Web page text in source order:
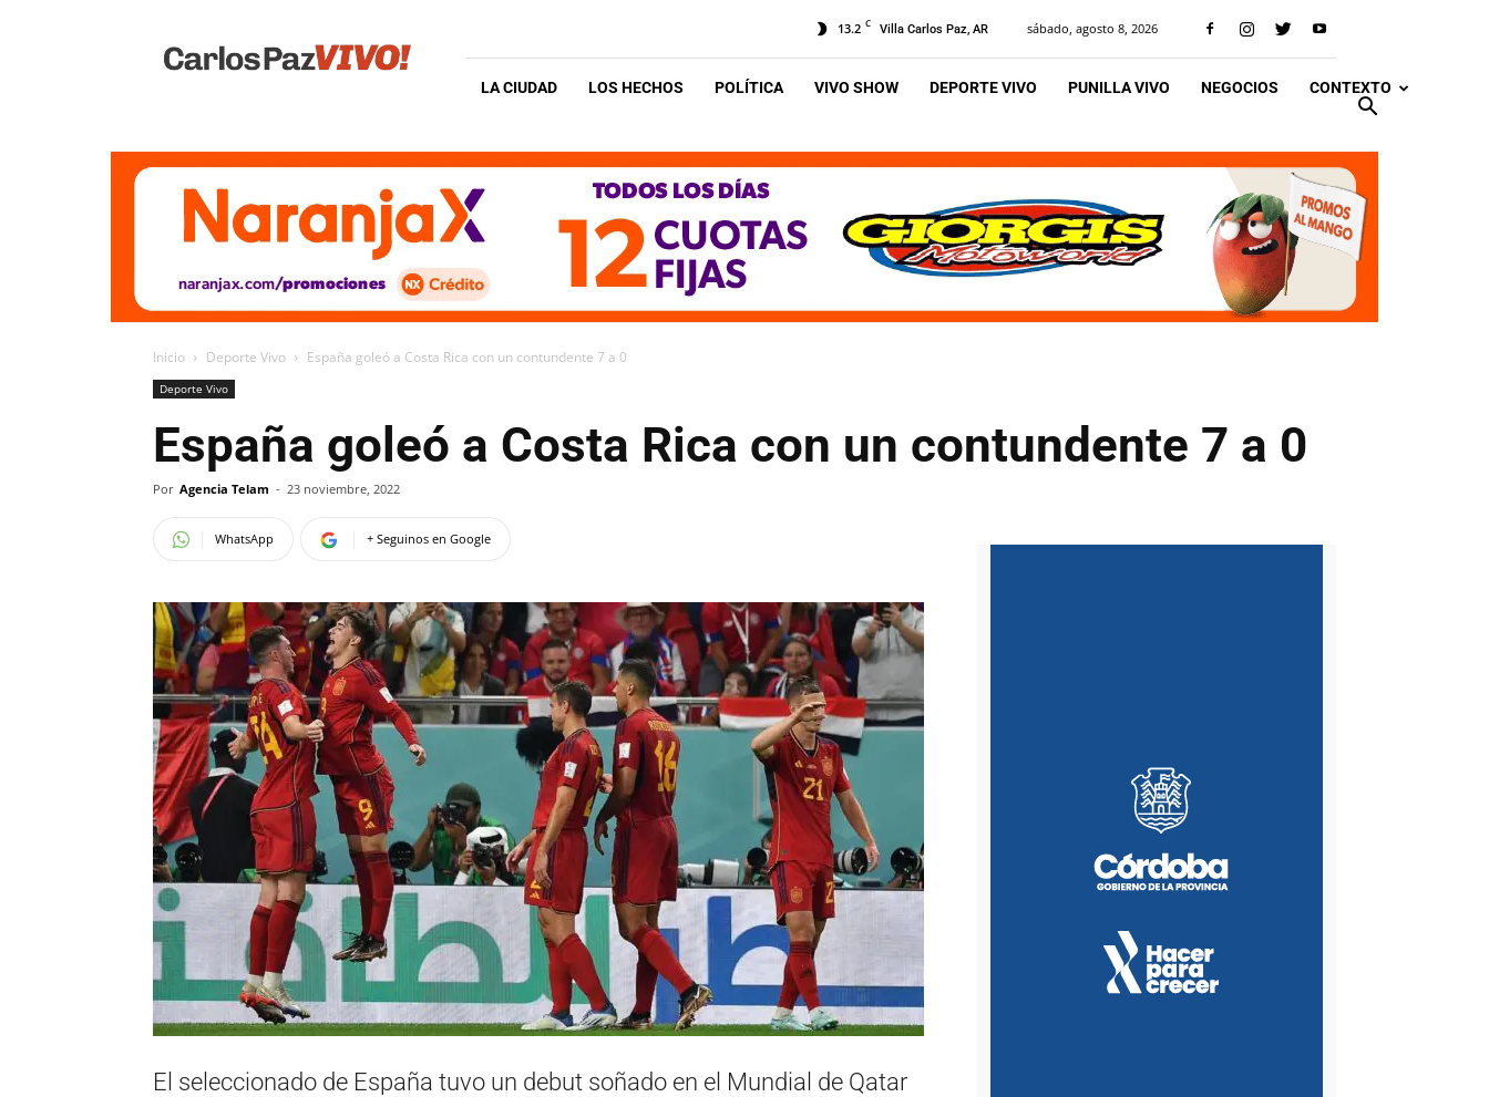
Vivo
13.2 C Villa Carlos Paz, AR sábado, agosto 8, 2026
LA CIUDAD LOS HECHOS POLÍTICA VIVO SHOW DEPORTE VIVO PUNILLA VIVO NEGOCIOS CONTEXTO
Inicio Deporte Vivo España goleó a Costa Rica con un contundente 7 a 0
Deporte Vivo
España goleó a Costa Rica con un contundente 7 a 0
Por Agencia Telam - 23 noviembre, 2022
WhatsApp + Seguinos en Google
El seleccionado de España tuvo un debut soñado en el Mundial de Qatar